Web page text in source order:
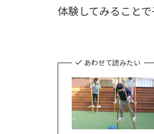
体験してみること
あわせて読みたい